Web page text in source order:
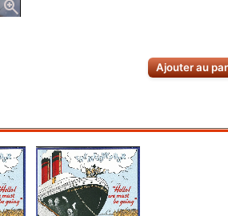
zoom_in
Ajouter au